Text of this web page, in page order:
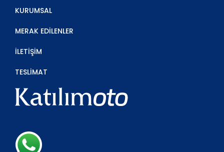
KURUMSAL
MERAK EDİLENLER
İLETİŞİM
TESLİMAT